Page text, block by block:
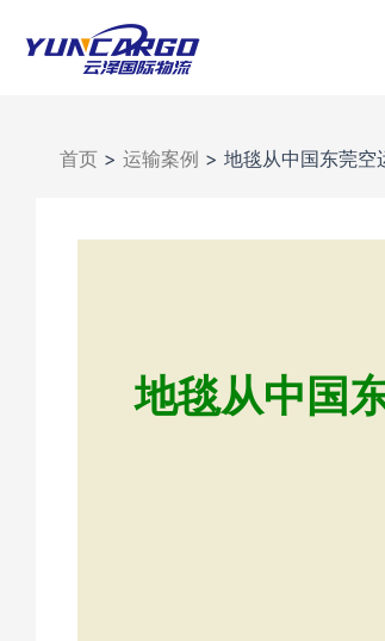
首页 > 运输案例 > 地毯从中国东莞空
地毯从中国